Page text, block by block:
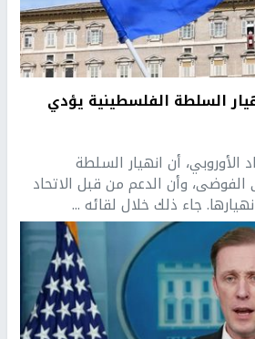
السلطة الفلسطينية يؤدي
أن انهيار السلطة
وأن الدعم من قبل الاتحاد
جاء ذلك خلال لقائه ...